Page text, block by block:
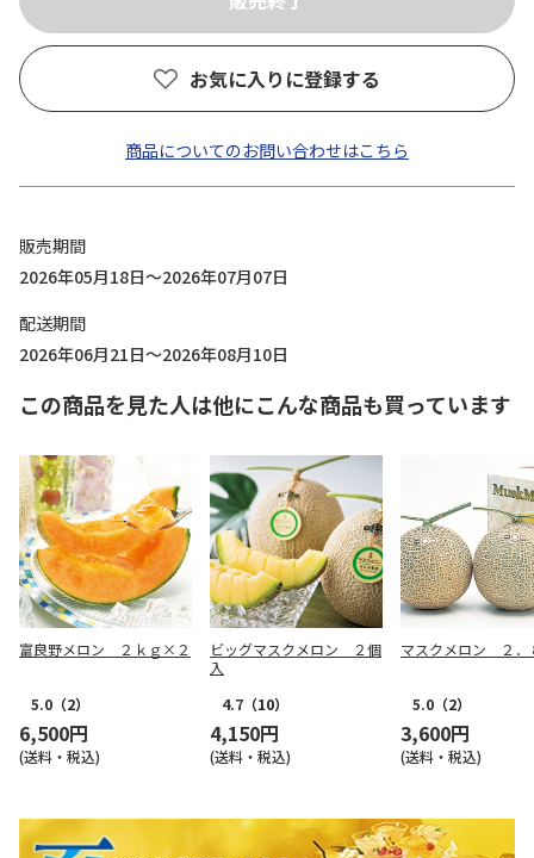
お気に入りに登録する
商品についてのお問い合わせはこちら
販売期間
2026年05月18日～2026年07月07日
配送期間
2026年06月21日～2026年08月10日
この商品を見た人は他にこんな商品も買っています
富良野メロン ２ｋｇ×２
5.0 （2）
6,500円
(送料・税込)
ビッグマスクメロン ２個
入
4.7 （10）
4,150円
(送料・税込)
マスクメロン ２．
5.0 （2）
3,600円
(送料・税込)